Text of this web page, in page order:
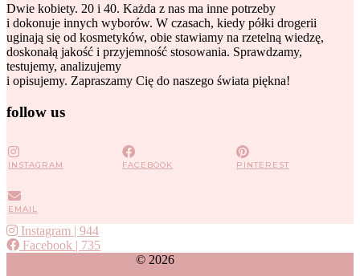
Dwie kobiety. 20 i 40. Każda z nas ma inne potrzeby
i dokonuje innych wyborów. W czasach, kiedy półki drogerii
uginają się od kosmetyków, obie stawiamy na rzetelną wiedzę,
doskonałą jakość i przyjemność stosowania. Sprawdzamy,
testujemy, analizujemy
i opisujemy. Zapraszamy Cię do naszego świata piękna!
follow us
INSTAGRAM FACEBOOK PINTEREST
EMAIL
Instagram | 944
Facebook | 735
© 2026